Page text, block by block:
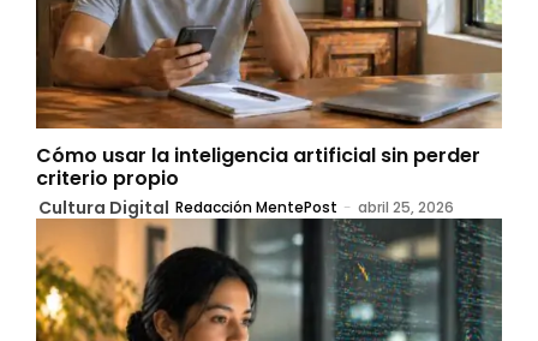
Cómo usar la inteligencia artificial sin perder
criterio propio
Cultura Digital Redacción MentePost - abril 25, 2026